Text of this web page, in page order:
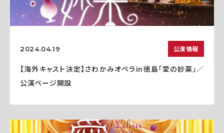
2024.04.19 公演情報
【海外キャスト決定】さわかみオペラin徳島「愛の妙薬」／
公演ページ開設